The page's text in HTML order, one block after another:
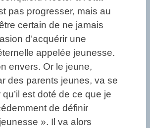
pas progresser, mais au
certain de ne jamais
d’acquérir une
appelée jeunesse.
envers. Or le jeune,
des parents jeunes, va se
est doté de ce que je
de définir
». Il va alors